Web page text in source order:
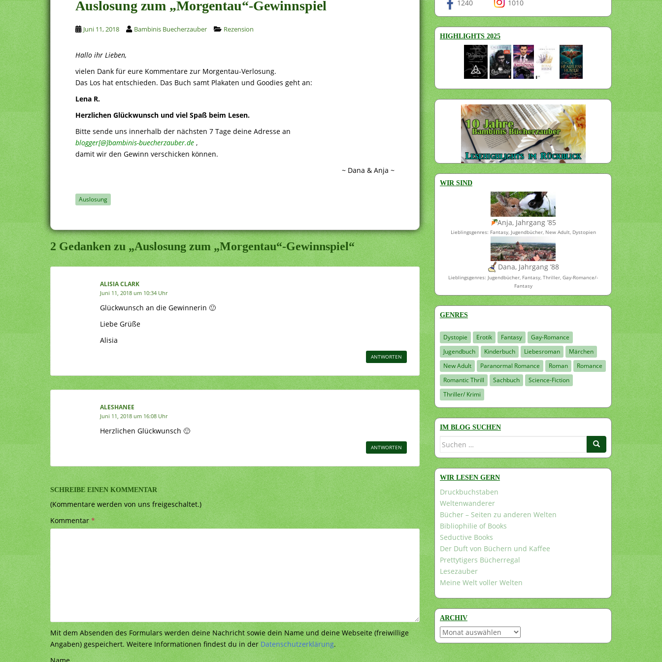
Auslosung zum „Morgentau“-Gewinnspiel
Juni 11, 2018 Bambinis Buecherzauber Rezension
Hallo ihr Lieben,
vielen Dank für eure Kommentare zur Morgentau-Verlosung.
Das Los hat entschieden. Das Buch samt Plakaten und Goodies geht an:
Lena R.
Herzlichen Glückwunsch und viel Spaß beim Lesen.
Bitte sende uns innerhalb der nächsten 7 Tage deine Adresse an
blogger[@]bambinis-buecherzauber.de ,
damit wir den Gewinn verschicken können.
~ Dana & Anja ~
Auslosung
2 Gedanken zu „Auslosung zum „Morgentau“-Gewinnspiel“
ALISIA CLARK
Juni 11, 2018 um 10:34 Uhr
Glückwunsch an die Gewinnerin 🙂
Liebe Grüße
Alisia
ANTWORTEN
ALESHANEE
Juni 11, 2018 um 16:08 Uhr
Herzlichen Glückwunsch 🙂
ANTWORTEN
SCHREIBE EINEN KOMMENTAR
(Kommentare werden von uns freigeschaltet.)
Kommentar*
Mit dem Absenden des Formulars werden deine Nachricht sowie dein Name und deine Webseite (freiwillige
Angaben) gespeichert. Weitere Informationen findest du in derDatenschutzerklärung.
1240 1010
HIGHLIGHTS 2025
WIR SIND
Anja, Jahrgang ’85
Lieblingsgenres: Fantasy, Jugendbücher, New Adult, Dystopien
Dana, Jahrgang ’88
Lieblingsgenres: Jugendbücher, Fantasy, Thriller, Gay-Romance/-
Fantasy
GENRES
Dystopie Erotik Fantasy
Gay-Romance
Jugendbuch
Kinderbuch Liebesroman
Märchen
New Adult
Paranormal Romance Roman
Romance
Romantic Thrill
Sachbuch
Science-Fiction
Thriller/ Krimi
IM BLOG SUCHEN
Suchen
WIR LESEN GERN
Druckbuchstaben
Weltenwanderer
Bücher – Seiten zu anderen Welten
Bibliophilie of Books
Seductive Books
Der Duft von Büchern und Kaffee
Prettytigers Bücherregal
Lesezauber
Meine Welt voller Welten
ARCHIV
Archiv